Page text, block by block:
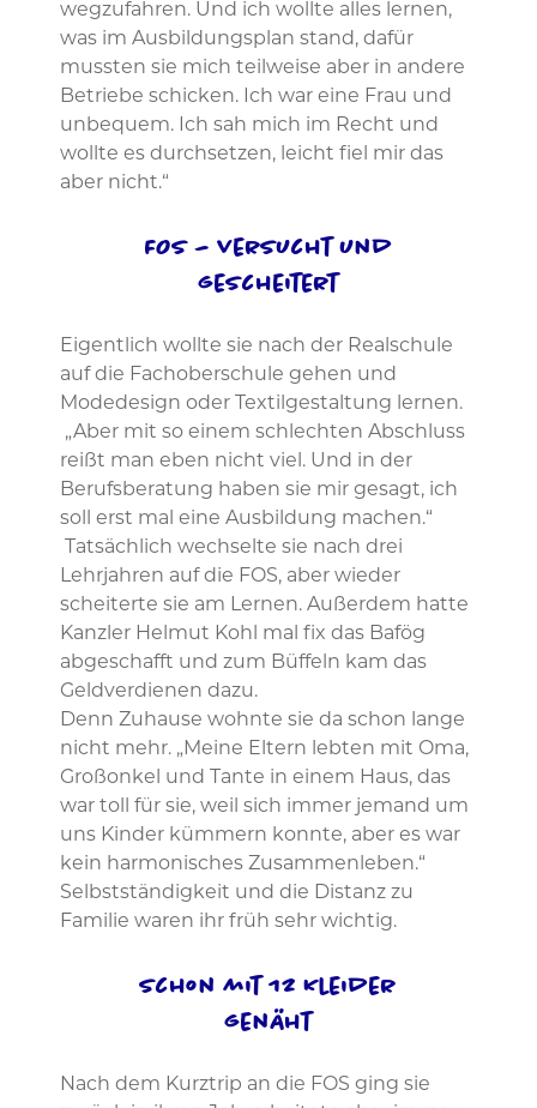
wegzufahren. Und ich wollte alles lernen,
was im Ausbildungsplan stand, dafür
mussten sie mich teilweise aber in andere
Betriebe schicken. Ich war eine Frau und
unbequem. Ich sah mich im Recht und
wollte es durchsetzen, leicht fiel mir das
aber nicht.“
FOS – versucht und
gescheitert
Eigentlich wollte sie nach der Realschule
auf die Fachoberschule gehen und
Modedesign oder Textilgestaltung lernen.
„Aber mit so einem schlechten Abschluss
reißt man eben nicht viel. Und in der
Berufsberatung haben sie mir gesagt, ich
soll erst mal eine Ausbildung machen.“
Tatsächlich wechselte sie nach drei
Lehrjahren auf die FOS, aber wieder
scheiterte sie am Lernen. Außerdem hatte
Kanzler Helmut Kohl mal fix das Bafög
abgeschafft und zum Büffeln kam das
Geldverdienen dazu.
Denn Zuhause wohnte sie da schon lange
nicht mehr. „Meine Eltern lebten mit Oma,
Großonkel und Tante in einem Haus, das
war toll für sie, weil sich immer jemand um
uns Kinder kümmern konnte, aber es war
kein harmonisches Zusammenleben.“
Selbstständigkeit und die Distanz zu
Familie waren ihr früh sehr wichtig.
Schon mit 12 Kleider
genäht
Nach dem Kurztrip an die FOS ging sie